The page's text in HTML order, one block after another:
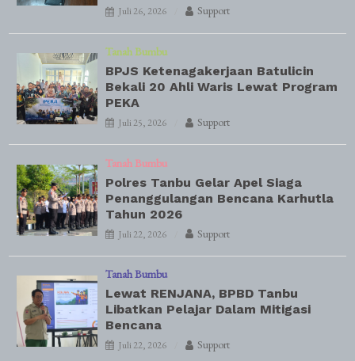
Juli 26, 2026 Support
Tanah Bumbu
BPJS Ketenagakerjaan Batulicin
Bekali 20 Ahli Waris Lewat Program
PEKA
Juli 25, 2026 Support
Tanah Bumbu
Polres Tanbu Gelar Apel Siaga
Penanggulangan Bencana Karhutla
Tahun 2026
Juli 22, 2026 Support
Tanah Bumbu
Lewat RENJANA, BPBD Tanbu
Libatkan Pelajar Dalam Mitigasi
Bencana
Juli 22, 2026 Support